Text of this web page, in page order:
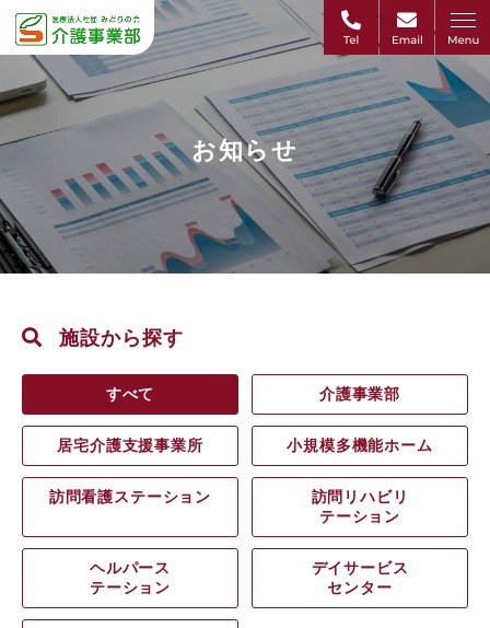
お知らせ
施設から探す
すべて 介護事業部
居宅介護支援事業所 小規模多機能ホーム
訪問看護ステーション
訪問リハビリ
テーション
ヘルパース
テーション
デイサービス
センター